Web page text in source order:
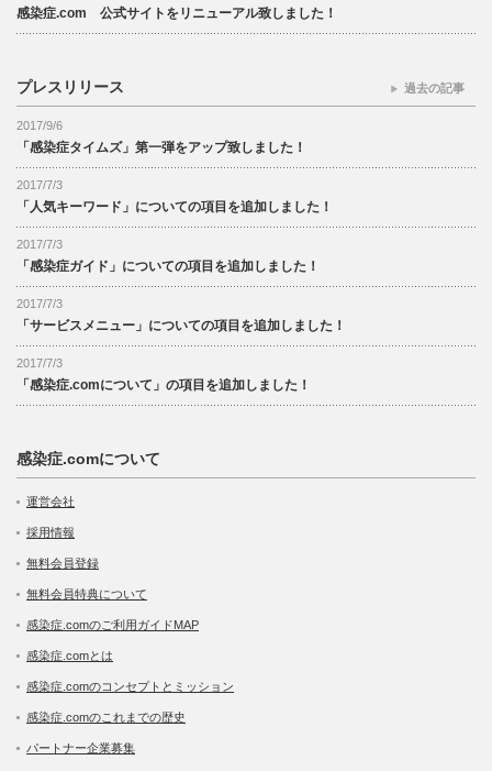
感染症.com 公式サイトをリニューアル致しました！
プレスリリース
2017/9/6
「感染症タイムズ」第一弾をアップ致しました！
2017/7/3
「人気キーワード」についての項目を追加しました！
2017/7/3
「感染症ガイド」についての項目を追加しました！
2017/7/3
「サービスメニュー」についての項目を追加しました！
2017/7/3
「感染症.comについて」の項目を追加しました！
過去の記事
感染症.comについて
運営会社
採用情報
無料会員登録
無料会員特典について
感染症.comのご利用ガイドMAP
感染症.comとは
感染症.comのコンセプトとミッション
感染症.comのこれまでの歴史
パートナー企業募集